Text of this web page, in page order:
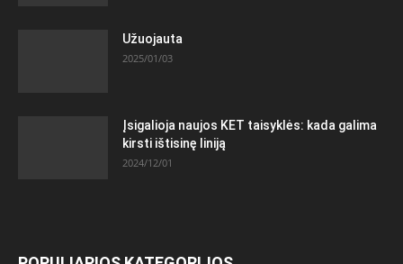
Užuojauta
2025/01/03
Įsigalioja naujos KET taisyklės: kada galima
kirsti ištisinę liniją
2024/12/01